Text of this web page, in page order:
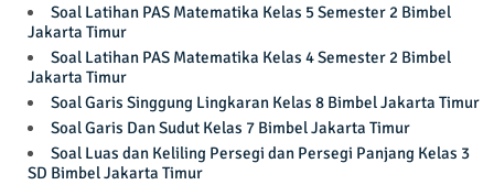
Soal Latihan PAS Matematika Kelas 5 Semester 2 Bimbel
Jakarta Timur
Soal Latihan PAS Matematika Kelas 4 Semester 2 Bimbel
Jakarta Timur
Soal Garis Singgung Lingkaran Kelas 8 Bimbel Jakarta Timur
Soal Garis Dan Sudut Kelas 7 Bimbel Jakarta Timur
Soal Luas dan Keliling Persegi dan Persegi Panjang Kelas 3
SD Bimbel Jakarta Timur